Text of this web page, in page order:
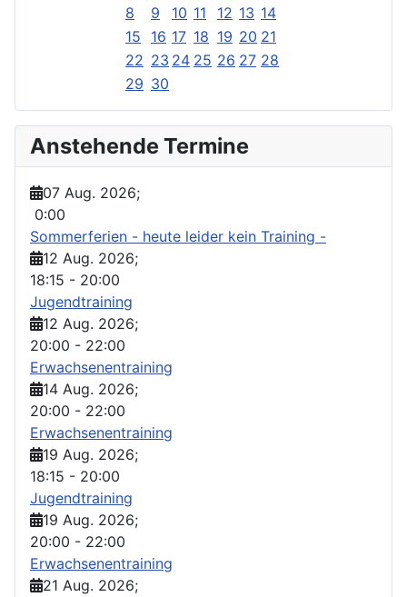
8
9 10 11 12 13 14
15
16 17 18 19 20 21
22 23 24 25 26 27 28
29 30
Anstehende Termine
07 Aug. 2026;
0:00
Sommerferien - heute leider kein Training -
12 Aug. 2026;
18:15 - 20:00
Jugendtraining
12 Aug. 2026;
20:00 - 22:00
Erwachsenentraining
14 Aug. 2026;
20:00 - 22:00
Erwachsenentraining
19 Aug. 2026;
18:15 - 20:00
Jugendtraining
19 Aug. 2026;
20:00 - 22:00
Erwachsenentraining
21 Aug. 2026;